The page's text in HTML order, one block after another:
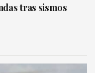
tras sismos